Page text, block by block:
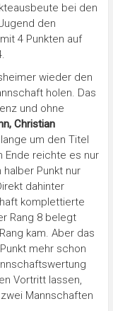
bei den
den
4 Punkten auf
wieder den
holen. Das
und ohne
Christian
um den Titel
Ende reichte es nur
Punkt nur
dahinter
komplettierte
Rang 8 belegt
kam. Aber das
mehr schon
Vortritt lassen,
Mannschaften